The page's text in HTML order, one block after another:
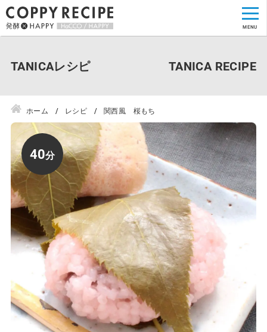
TANICAレシピ
ホーム レシピ 関西風 桜もち
40